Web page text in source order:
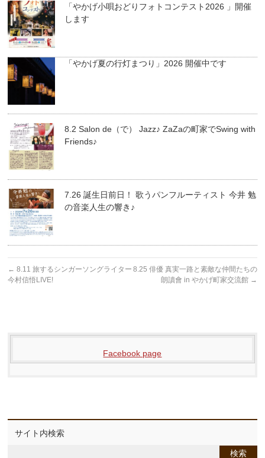
「やかげ小唄おどりフォトコンテスト2026 」開催
します
「やかげ夏の行灯まつり」2026 開催中です
8.2 Salon de（で） Jazz♪ ZaZaの町家でSwing with
Friends♪
7.26 誕生日前日！ 歌うパンフルーティスト 今井 勉
の音楽人生の響き♪
← 8.11 旅するシンガーソングライター
今村信悟LIVE!
8.25 俳優 真実一路と素敵な仲間たちの
朗讀會 in やかげ町家交流館 →
Facebook page
サイト内検索